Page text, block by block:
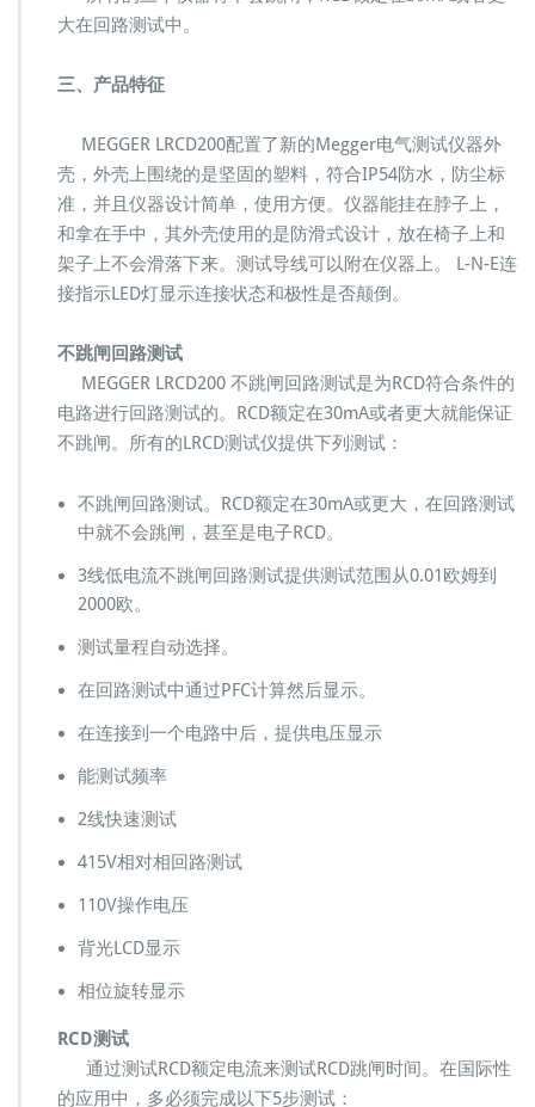
大在回路测试中。
三、产品特征
MEGGER LRCD200配置了新的Megger电气测试仪器外
壳，外壳上围绕的是坚固的塑料，符合IP54防水，防尘标
准，并且仪器设计简单，使用方便。仪器能挂在脖子上，
和拿在手中，其外壳使用的是防滑式设计，放在椅子上和
架子上不会滑落下来。测试导线可以附在仪器上。 L-N-E连
接指示LED灯显示连接状态和极性是否颠倒。
不跳闸回路测试
MEGGER LRCD200 不跳闸回路测试是为RCD符合条件的
电路进行回路测试的。RCD额定在30mA或者更大就能保证
不跳闸。所有的LRCD测试仪提供下列测试：
不跳闸回路测试。RCD额定在30mA或更大，在回路测试
中就不会跳闸，甚至是电子RCD。
3线低电流不跳闸回路测试提供测试范围从0.01欧姆到
2000欧。
测试量程自动选择。
在回路测试中通过PFC计算然后显示。
在连接到一个电路中后，提供电压显示
能测试频率
2线快速测试
415V相对相回路测试
110V操作电压
背光LCD显示
相位旋转显示
RCD测试
通过测试RCD额定电流来测试RCD跳闸时间。在国际性
的应用中，多必须完成以下5步测试：